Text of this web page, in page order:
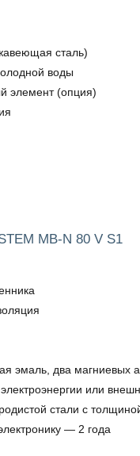
сталь)
воды
элемент (опция)
MB-N 80 V S1
эмаль, два магниевых
или
стали с
— 2 года